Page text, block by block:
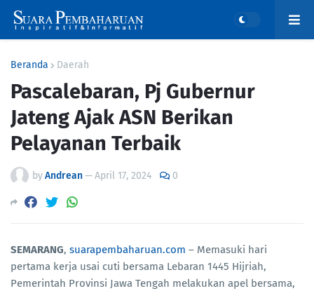
Beranda Daerah
Pascalebaran, Pj Gubernur
Jateng Ajak ASN Berikan
Pelayanan Terbaik
byAndrean—April 17, 2024 0
SEMARANG, suarapembaharuan.com – Memasuki hari
pertama kerja usai cuti bersama Lebaran 1445 Hijriah,
Pemerintah Provinsi Jawa Tengah melakukan apel bersama,